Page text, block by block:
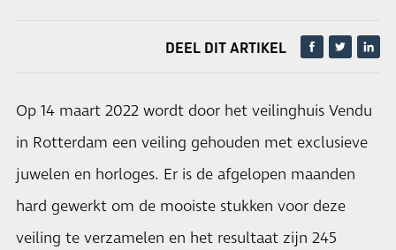
DEEL DIT ARTIKEL
Op 14 maart 2022 wordt door het veilinghuis Vendu
in Rotterdam een veiling gehouden met exclusieve
juwelen en horloges. Er is de afgelopen maanden
hard gewerkt om de mooiste stukken voor deze
veiling te verzamelen en het resultaat zijn 245